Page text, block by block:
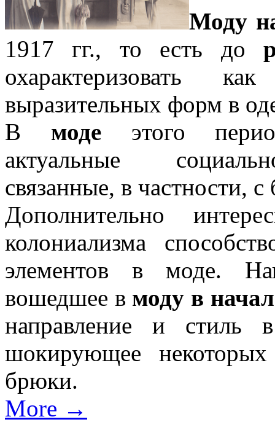
Моду
1917 гг., то есть до
охарактеризовать
выразительных форм в
В модеэтого
актуальные
связанные, в частности,
Дополнительно
колониализма
элементов в моде.
вошедшее в моду в
направление и
шокирующее
брюки.
More →